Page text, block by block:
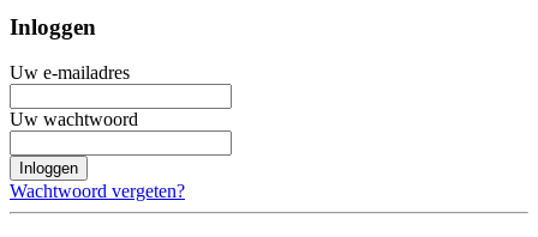
Inloggen
Uw e-mailadres
Uw wachtwoord
Inloggen
Wachtwoord vergeten?